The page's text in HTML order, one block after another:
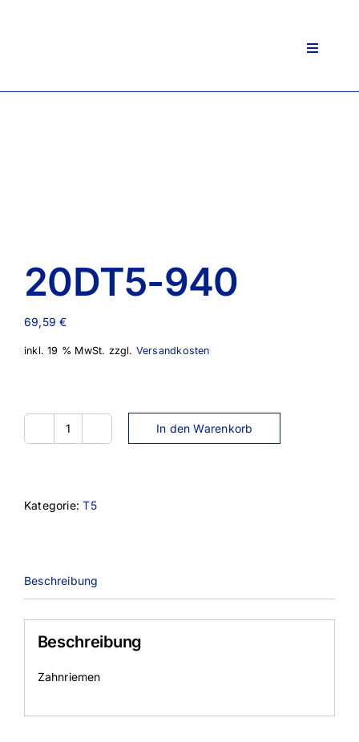
Toggle
20DT5-940
69,59€
inkl. 19 % MwSt. zzgl. Versandkosten
20DT5-
In den Warenkorb
Kategorie:T5
Beschreibung
Beschreibung
Zahnriemen